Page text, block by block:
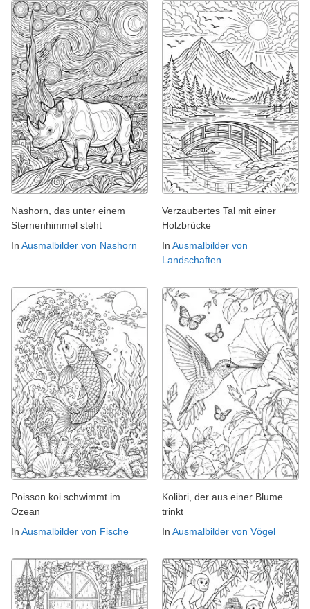
Nashorn, das unter einem
Sternenhimmel steht
In Ausmalbilder von Nashorn
Verzaubertes Tal mit einer
Holzbrücke
In Ausmalbilder von
Landschaften
Poisson koi schwimmt im
Ozean
In Ausmalbilder von Fische
Kolibri, der aus einer Blume
trinkt
In Ausmalbilder von Vögel